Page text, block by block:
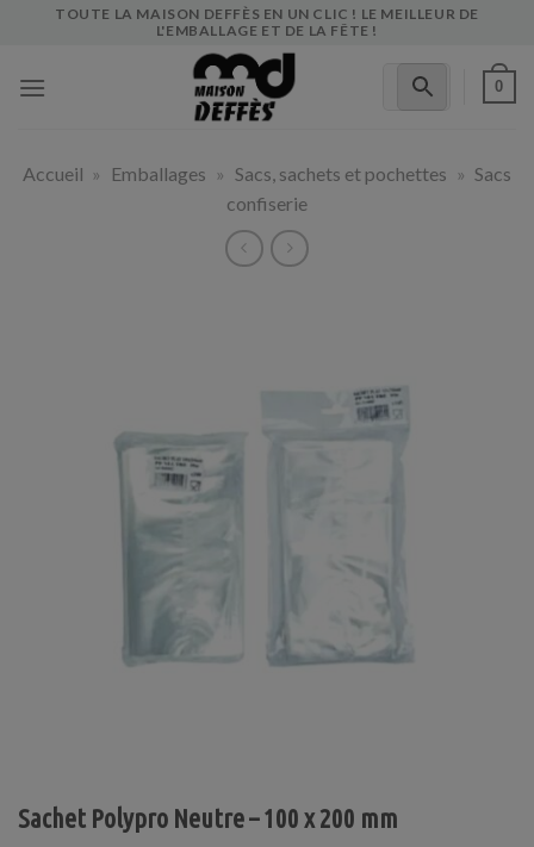
TOUTE LA MAISON DEFFÈS EN UN CLIC ! LE MEILLEUR DE
L'EMBALLAGE ET DE LA FÊTE !
0
Accueil » Emballages » Sacs, sachets et pochettes » Sacs
confiserie
Sachet Polypro Neutre – 100 x 200 mm